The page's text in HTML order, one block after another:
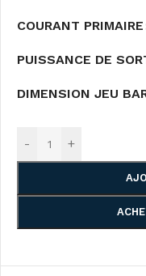
COURANT PRIMAIRE
PUISSANCE DE
DIMENSION JEU
- +